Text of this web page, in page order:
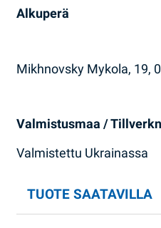
Alkuperä
Mikhnovsky Mykola, 19,
Valmistusmaa /
Valmistettu Ukrainassa
TUOTE SAATAVILLA